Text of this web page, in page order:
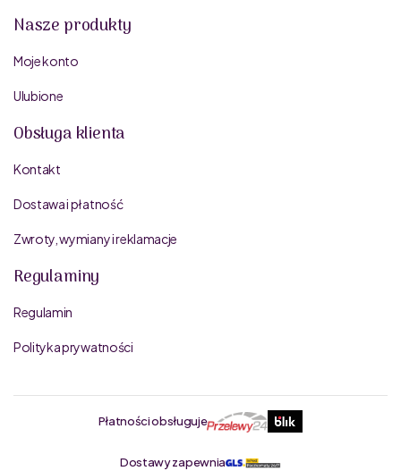
Nasze produkty
Moje konto
Ulubione
Obsługa klienta
Kontakt
Dostawa i płatność
Zwroty, wymiany i reklamacje
Regulaminy
Regulamin
Polityka prywatności
Płatności obsługuje
Dostawy zapewnia